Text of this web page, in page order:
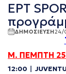
ΕΡΤ
ΔΗΜΟΣΙΕΥΣΗ24/
Μ. ΠΕΜΠΤΗ 25
12:00 |